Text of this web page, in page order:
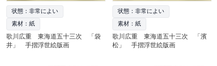
状態：非常によい
素材：紙
歌川広重 東海道五十三次 「袋
井」 手摺浮世絵版画
状態：非常によい
素材：紙
歌川広重 東海道五十三次 「濱
松」 手摺浮世絵版画